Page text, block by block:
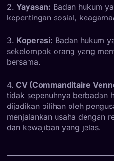
2. Yayasan: Badan hukum
kepentingan sosial,
3. Koperasi: Badan hukum
sekelompok orang yang
bersama.
4. CV (Commanditaire
tidak sepenuhnya berbadan
dijadikan pilihan oleh
menjalankan usaha dengan
dan kewajiban yang jelas.